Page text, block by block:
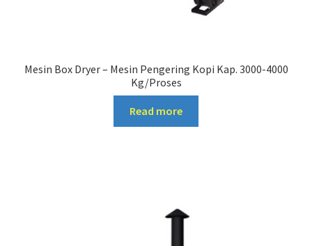
Mesin Box Dryer – Mesin Pengering Kopi Kap. 3000-4000
Kg/Proses
Read more